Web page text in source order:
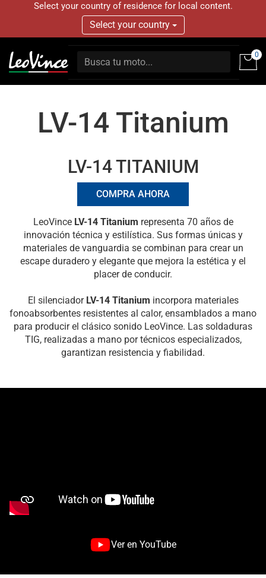
Select your country of residence for local content.
Select your country
0
LV-14 Titanium
LV-14 TITANIUM
COMPRA AHORA
LeoVince LV-14 Titanium representa 70 años de
innovación técnica y estilística. Sus formas únicas y
materiales de vanguardia se combinan para crear un
escape duradero y elegante que mejora la estética y el
placer de conducir.
El silenciador LV-14 Titanium incorpora materiales
fonoabsorbentes resistentes al calor, ensamblados a mano
para producir el clásico sonido LeoVince. Las soldaduras
TIG, realizadas a mano por técnicos especializados,
garantizan resistencia y fiabilidad.
Ver en YouTube